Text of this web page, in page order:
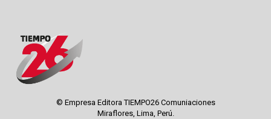
© Empresa Editora TIEMPO26 Comuniaciones
Miraflores, Lima, Perú.